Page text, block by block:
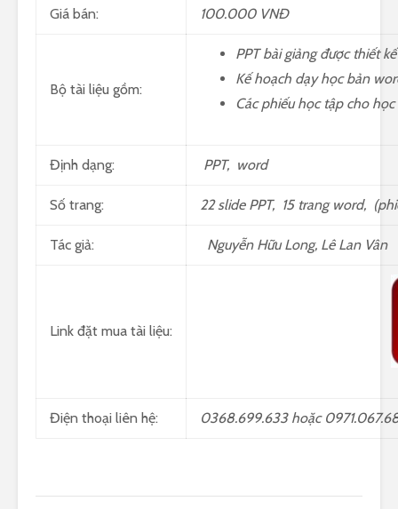
Giá bán: 100.000 VNĐ
Bộ tài liệu gồm:
PPT bài giảng được thiết
Kế hoạch dạy học bản
Các phiếu học tập cho học
Định dạng: PPT, word
Số trang: 22 slide PPT, 15 trang word,
Tác giả: Nguyễn Hữu Long, Lê Lan Vân
Link đặt mua tài liệu:
Điện thoại liên hệ: 0368.699.633 hoặc